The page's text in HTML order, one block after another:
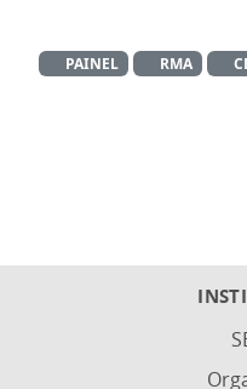
PAINEL RMA